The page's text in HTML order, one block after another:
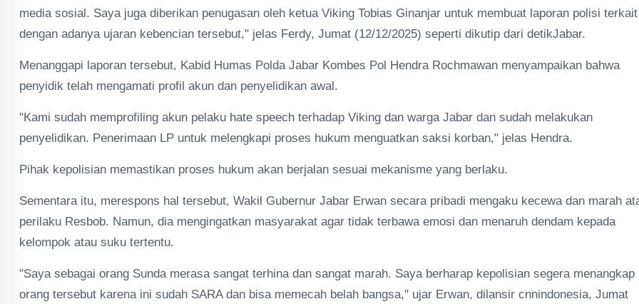
media sosial. Saya juga diberikan penugasan oleh ketua Viking Tobias Ginanjar untuk membuat laporan polisi terkait
dengan adanya ujaran kebencian tersebut," jelas Ferdy, Jumat (12/12/2025) seperti dikutip dari detikJabar.
Menanggapi laporan tersebut, Kabid Humas Polda Jabar Kombes Pol Hendra Rochmawan menyampaikan bahwa
penyidik telah mengamati profil akun dan penyelidikan awal.
"Kami sudah memprofiling akun pelaku hate speech terhadap Viking dan warga Jabar dan sudah melakukan
penyelidikan. Penerimaan LP untuk melengkapi proses hukum menguatkan saksi korban," jelas Hendra.
Pihak kepolisian memastikan proses hukum akan berjalan sesuai mekanisme yang berlaku.
Sementara itu, merespons hal tersebut, Wakil Gubernur Jabar Erwan secara pribadi mengaku kecewa dan marah
perilaku Resbob. Namun, dia mengingatkan masyarakat agar tidak terbawa emosi dan menaruh dendam kepada
kelompok atau suku tertentu.
"Saya sebagai orang Sunda merasa sangat terhina dan sangat marah. Saya berharap kepolisian segera menangkap
orang tersebut karena ini sudah SARA dan bisa memecah belah bangsa," ujar Erwan, dilansir cnnindonesia, Jumat